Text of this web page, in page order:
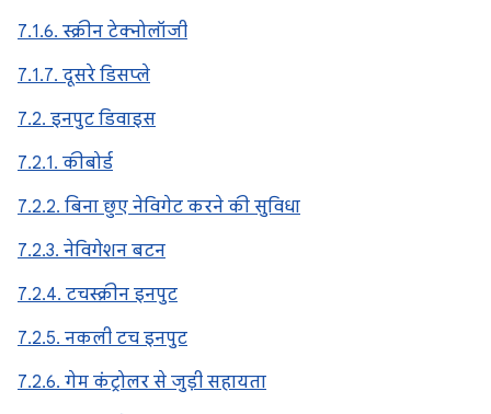
7.1.6. स्क्रीन टेक्नोलॉजी
7.1.7. दूसरे डिसप्ले
7.2. इनपुट डिवाइस
7.2.1. कीबोर्ड
7.2.2. बिना छुए नेविगेट करने की सुविधा
7.2.3. नेविगेशन बटन
7.2.4. टचस्क्रीन इनपुट
7.2.5. नकली टच इनपुट
7.2.6. गेम कंट्रोलर से जुड़ी सहायता